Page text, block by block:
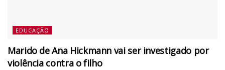
EDUCAÇÃO
Marido de Ana Hickmann vai ser investigado por
violência contra o filho